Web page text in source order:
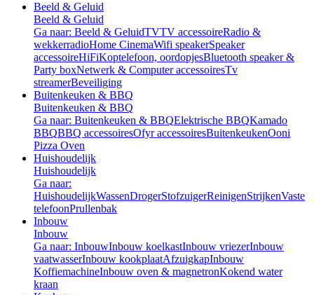
Beeld & Geluid
Beeld & Geluid
Ga naar: Beeld & GeluidTVTV accessoireRadio &
wekkerradioHome CinemaWifi speakerSpeaker
accessoireHiFiKoptelefoon, oordopjesBluetooth speaker &
Party boxNetwerk & Computer accessoiresTv
streamerBeveiliging
Buitenkeuken & BBQ
Buitenkeuken & BBQ
Ga naar: Buitenkeuken & BBQElektrische BBQKamado
BBQBBQ accessoiresOfyr accessoiresBuitenkeukenOoni
Pizza Oven
Huishoudelijk
Huishoudelijk
Ga naar:
HuishoudelijkWassenDrogerStofzuigerReinigenStrijkenVaste
telefoonPrullenbak
Inbouw
Inbouw
Ga naar: InbouwInbouw koelkastInbouw vriezerInbouw
vaatwasserInbouw kookplaatAfzuigkapInbouw
KoffiemachineInbouw oven & magnetronKokend water
kraan